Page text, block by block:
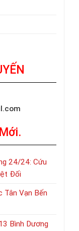
24/24: Cứu
Đối
Tân Vạn Bến
Bình Dương